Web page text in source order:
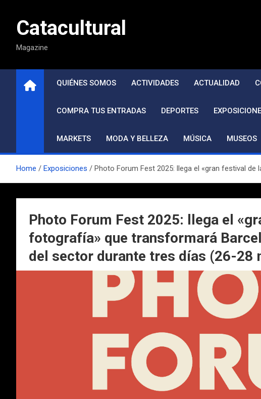
contenidoCatacultural
Magazine
QUIÉNES SOMOS ACTIVIDADES ACTUALIDAD
COMPRA TUS ENTRADAS DEPORTES
MARKETS MODA Y BELLEZA MÚSICA MUSEOS
Home Exposiciones Photo Forum Fest 2025: llega el «gran festival
Photo Forum Fest 2025: llega el
fotografía» que transformará
del sector durante tres días (26-28